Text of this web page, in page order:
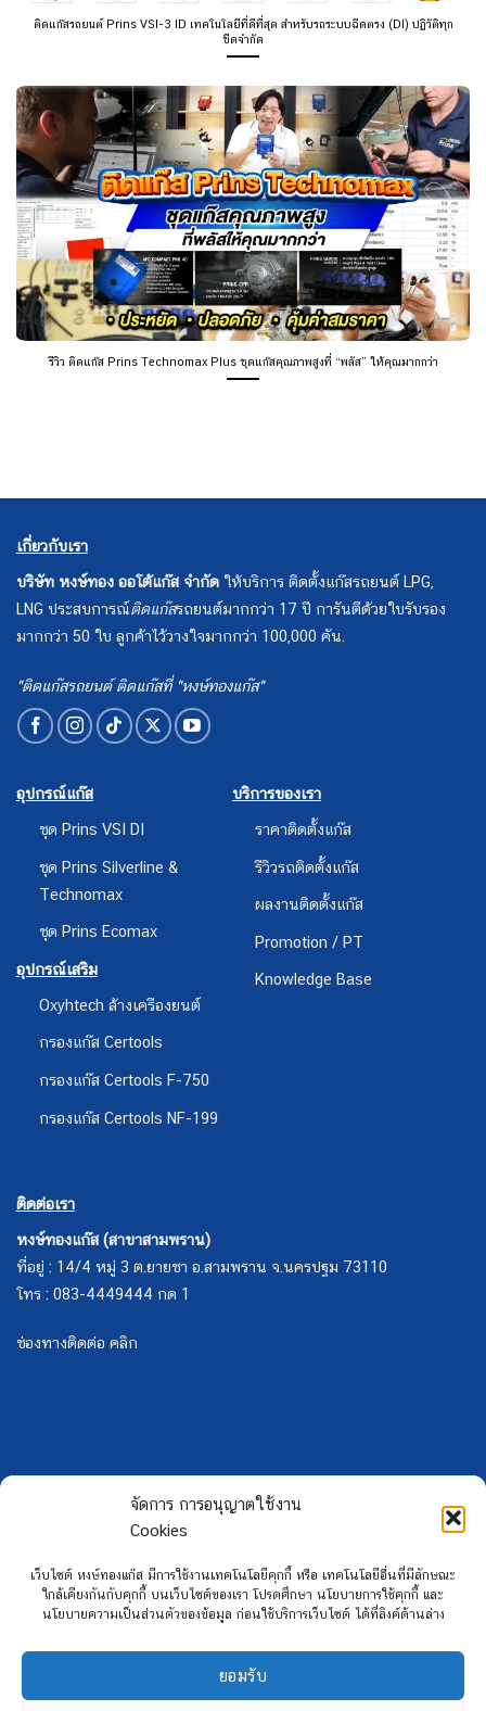
จัดการ การอนุญาตใช้งาน
Cookies
เว็บไซต์ หงษ์ทองแก๊ส มีการใช้งานเทคโนโลยีคุกกี้ หรือ เทคโนโลยีอื่นที่มีลักษณะ
ใกล้เคียงกันกับคุกกี้ บนเว็บไซต์ของเรา โปรดศึกษา นโยบายการใช้คุกกี้ และ
นโยบายความเป็นส่วนตัวของข้อมูล ก่อนใช้บริการเว็บไซต์ ได้ที่ลิงค์ด้านล่าง
ยอมรับ
ติดแก๊สรถยนต์ Prins VSI-3 ID เทคโนโลยีที่ดีที่สุด สำหรับรถระบบฉีดตรง (DI) ปฏิวัติทุก
ขีดจำกัด
รีวิว ติดแก๊ส Prins Technomax Plus ชุดแก๊สคุณภาพสูงที่ “พลัส” ให้คุณมากกว่า
เกี่ยวกับเรา
บริษัท หงษ์ทอง ออโต้แก๊ส จำกัด ให้บริการ ติดตั้งแก๊สรถยนต์ LPG,
LNG ประสบการณ์ติดแก๊สรถยนต์มากกว่า 17 ปี การันตีด้วยใบรับรอง
มากกว่า 50 ใบ ลูกค้าไว้วางใจมากกว่า 100,000 คัน.
"ติดแก๊สรถยนต์ ติดแก๊สที่ "หงษ์ทองแก๊ส"
อุปกรณ์แก๊ส
ชุด Prins VSI DI
ชุด Prins Silverline &
Technomax
ชุด Prins Ecomax
อุปกรณ์เสริม
Oxyhtech ล้างเครืองยนต์
กรองแก๊ส Certools
กรองแก๊ส Certools F-750
กรองแก๊ส Certools NF-199
บริการของเรา
ราคาติดตั้งแก๊ส
รีวิวรถติดตั้งแก๊ส
ผลงานติดตั้งแก๊ส
Promotion / PT
Knowledge Base
ติดต่อเรา
หงษ์ทองแก๊ส (สาขาสามพราน)
ที่อยู่ : 14/4 หมู่ 3 ต.ยายชา อ.สามพราน จ.นครปฐม 73110
โทร : 083-4449444 กด 1
ช่องทางติดต่อ คลิก